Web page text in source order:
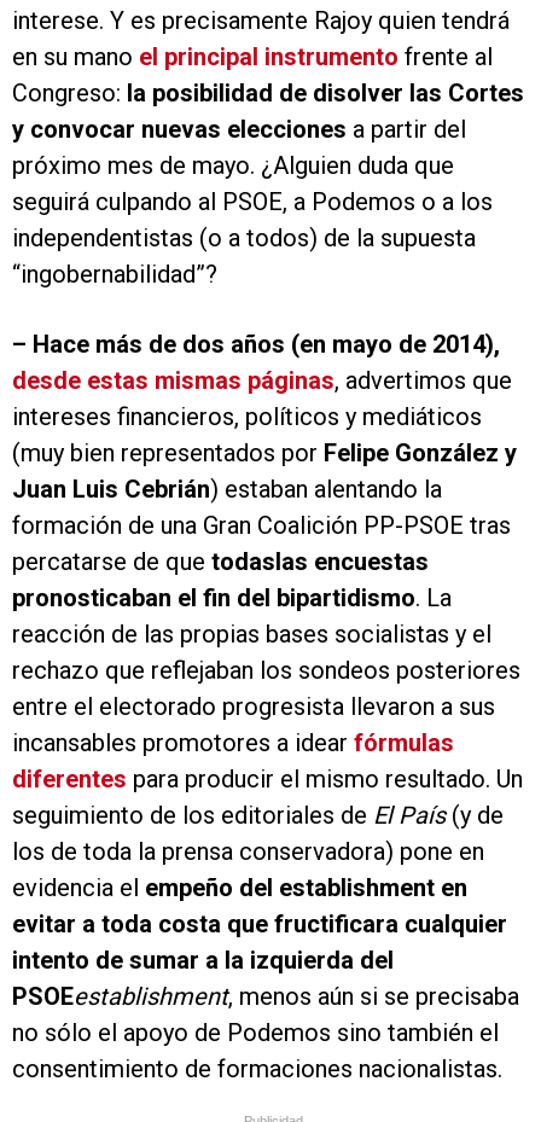
interese. Y es precisamente Rajoy quien tendrá
en su mano el principal instrumento frente al
Congreso: la posibilidad de disolver las Cortes
y convocar nuevas elecciones a partir del
próximo mes de mayo. ¿Alguien duda que
seguirá culpando al PSOE, a Podemos o a los
independentistas (o a todos) de la supuesta
“ingobernabilidad”?
– Hace más de dos años (en mayo de 2014),
desde estas mismas páginas, advertimos que
intereses financieros, políticos y mediáticos
(muy bien representados por Felipe González y
Juan Luis Cebrián) estaban alentando la
formación de una Gran Coalición PP-PSOE tras
percatarse de que todaslas encuestas
pronosticaban el fin del bipartidismo. La
reacción de las propias bases socialistas y el
rechazo que reflejaban los sondeos posteriores
entre el electorado progresista llevaron a sus
incansables promotores a idear fórmulas
diferentes para producir el mismo resultado. Un
seguimiento de los editoriales de El País(y de
los de toda la prensa conservadora) pone en
evidencia el empeño del establishment en
evitar a toda costa que fructificara cualquier
intento de sumar a la izquierda del
PSOEestablishment, menos aún si se precisaba
no sólo el apoyo de Podemos sino también el
consentimiento de formaciones nacionalistas.